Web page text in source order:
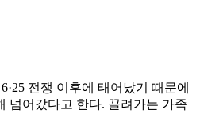
전쟁 이후에 태어났기 때문에
넘어갔다고 한다. 끌려가는 가족